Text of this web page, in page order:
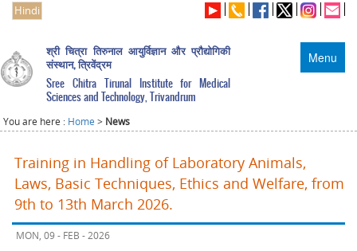
Hindi
Menu
श्री चित्रा तिरुनाल आयुर्विज्ञान और प्रौद्योगिकी
संस्थान, त्रिवेंद्रम
Sree Chitra Tirunal Institute for Medical
Sciences and Technology, Trivandrum
You are here : Home > News
Training in Handling of Laboratory Animals,
Laws, Basic Techniques, Ethics and Welfare, from
9th to 13th March 2026.
MON, 09 - FEB - 2026